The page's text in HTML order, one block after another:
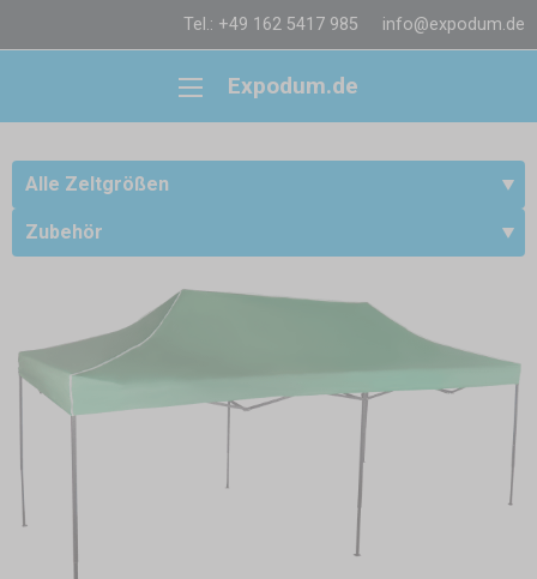
Tel.: +49 162 5417 985 info@expodum.de
Expodum.de
Alle Zeltgrößen
Zubehör